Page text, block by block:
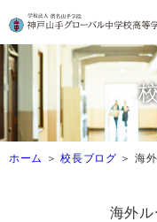
ホーム 校長ブログ 海
海外ル